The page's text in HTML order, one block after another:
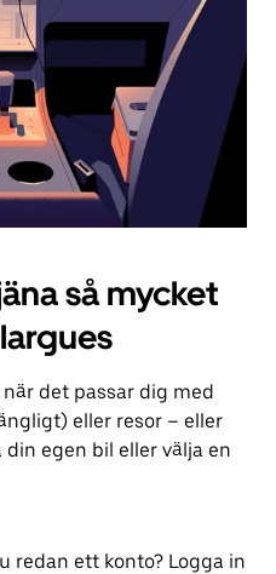
så mycket
det passar dig med
eller resor – eller
din egen bil eller välja en
redan ett konto? Logga in